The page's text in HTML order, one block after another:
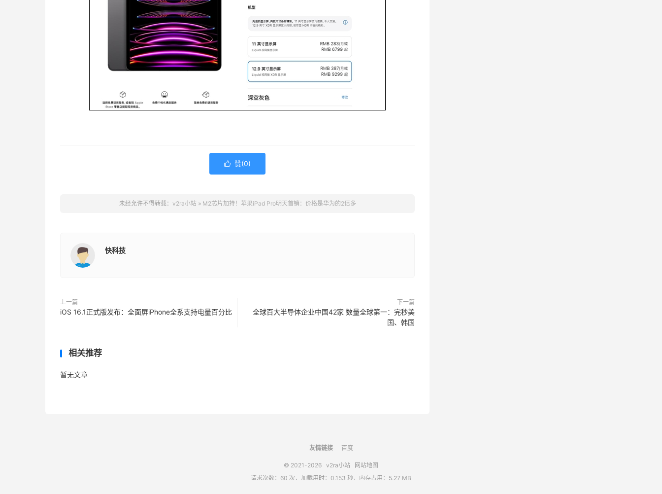
 赞(0)
未经允许不得转载： v2ra小站» M2芯片加持！苹果iPad Pro明天首销：价格是华为的2倍多
快科技
上一篇
iOS 16.1正式版发布：全面屏iPhone全系支持电量百分比
下一篇
全球百大半导体企业中国42家 数量全球第一：完秒美
国、韩国
相关推荐
暂无文章
友情链接 百度
© 2021-2026 v2ra小站
网站地图
请求次数：60 次，加载用时：0.153 秒，内存占用：5.27 MB